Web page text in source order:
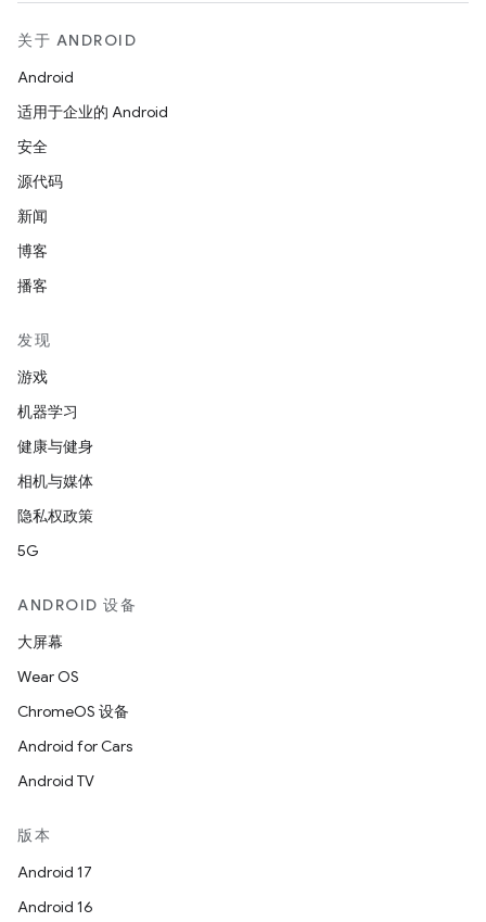
关于 ANDROID
Android
适用于企业的 Android
安全
源代码
新闻
博客
播客
发现
游戏
机器学习
健康与健身
相机与媒体
隐私权政策
5G
ANDROID 设备
大屏幕
Wear OS
ChromeOS 设备
Android for Cars
Android TV
版本
Android 17
Android 16